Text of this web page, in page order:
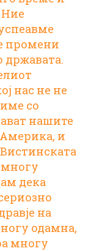
Ние
промени
државата.
нас не не
со
нашите
и
многу
дека
на
одамна,
многу